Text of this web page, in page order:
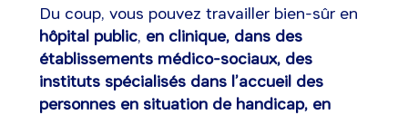
Du coup, vous pouvez travailler bien-sûr en
hôpital public, en clinique, dans des
établissements médico-sociaux, des
instituts spécialisés dans l’accueil des
personnes en situation de handicap, en